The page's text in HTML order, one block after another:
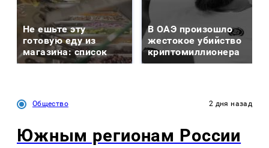
Не ешьте эту
готовую еду из
магазина: список
В ОАЭ произошло
жестокое убийство
криптомиллионера
Общество 2 дня назад
Южным регионам России